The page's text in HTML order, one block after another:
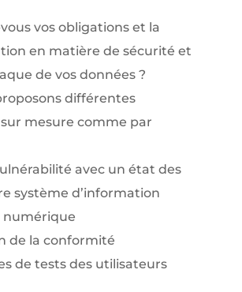
vos obligations et la
en matière de sécurité et
de vos données ?
différentes
mesure comme par
avec un état des
système d’information
numérique
de la conformité
de tests des utilisateurs